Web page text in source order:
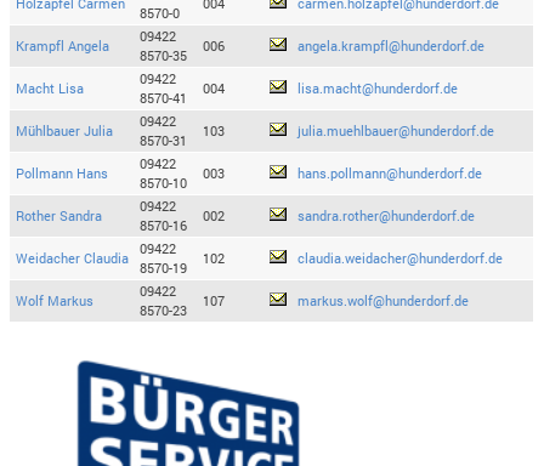
8570-0
Krampfl Angela
09422
8570-35
006 angela.krampfl@hunderdorf.de
Macht Lisa
09422
8570-41
004 lisa.macht@hunderdorf.de
Mühlbauer Julia
09422
8570-31
103 julia.muehlbauer@hunderdorf.de
Pollmann Hans
09422
8570-10
003 hans.pollmann@hunderdorf.de
Rother Sandra
09422
8570-16
002 sandra.rother@hunderdorf.de
Weidacher Claudia
09422
8570-19
102 claudia.weidacher@hunderdorf.de
Wolf Markus
09422
8570-23
107 markus.wolf@hunderdorf.de